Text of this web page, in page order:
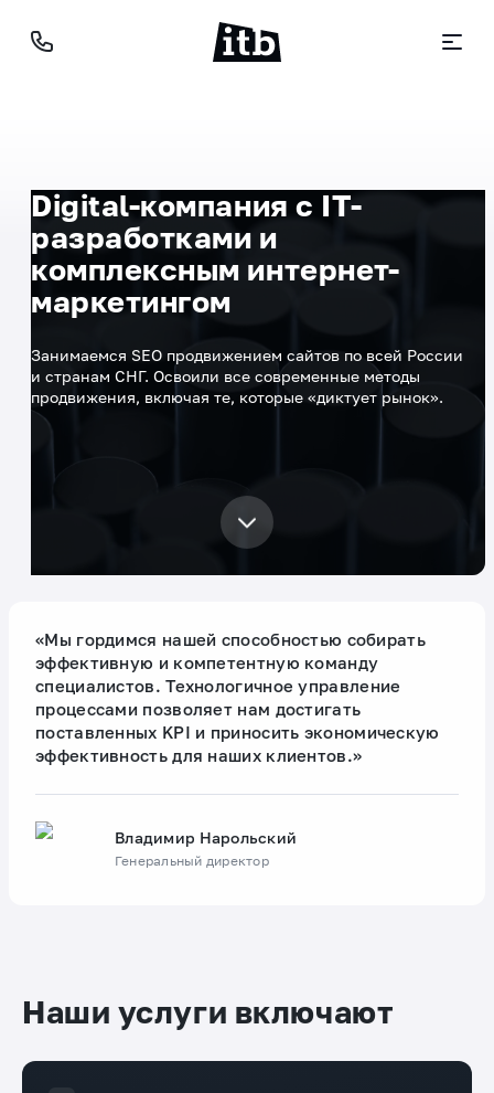
Digital-компания с IT-
разработками и
комплексным интернет-
маркетингом
Занимаемся SEO продвижением сайтов по всей России
и странам СНГ. Освоили все современные методы
продвижения, включая те, которые «диктует рынок».
«Мы гордимся нашей способностью собирать
эффективную и компетентную команду
специалистов. Технологичное управление
процессами позволяет нам достигать
поставленных KPI и приносить экономическую
эффективность для наших клиентов.»
Владимир Нарольский
Генеральный директор
Наши услуги включают